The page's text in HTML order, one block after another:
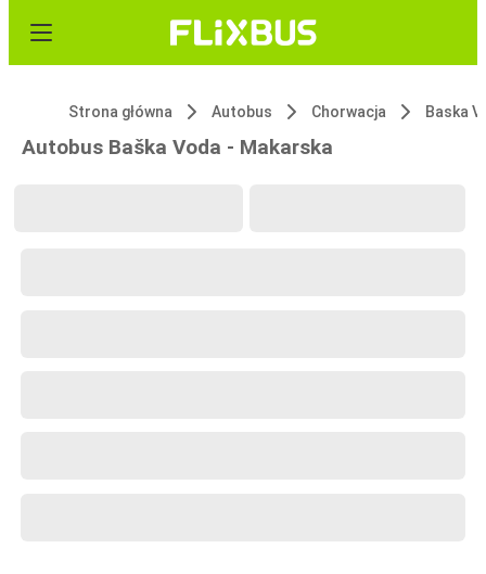
Strona główna Autobus Chorwacja Baska
Autobus Baška Voda - Makarska